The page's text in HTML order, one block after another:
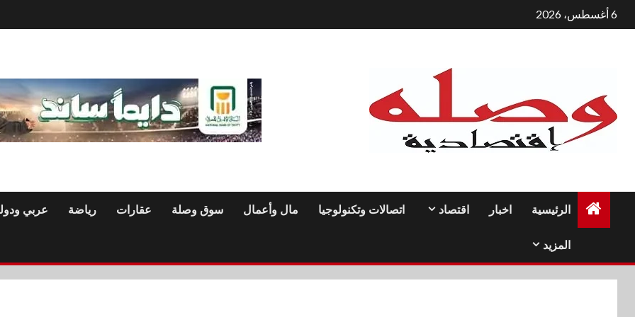
التجاوز
إلى
6 أغسطس، 2026
الرئيسية اخبار اقتصاد اتصالات وتكنولوجيا مال وأعمال سوق وصلة عقارات رياضة عربي
المزيد